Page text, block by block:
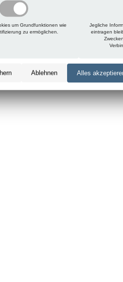
um Grundfunktionen wie
zu ermöglichen.
Jegliche
eintragen
Ablehnen Alles